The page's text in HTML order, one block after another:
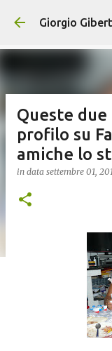
Giorgio
Queste
profilo su
amiche lo
in data settembre 01,